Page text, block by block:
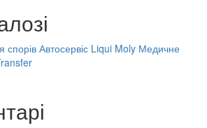
спорів Автосервіс Liqui Moly Медичне